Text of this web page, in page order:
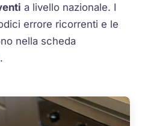
a livello nazionale. I
errore ricorrenti e le
nella scheda
.